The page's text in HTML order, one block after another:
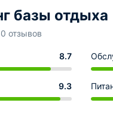
базы отдыха
отзывов
8.7
9.3